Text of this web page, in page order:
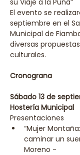
su Viaje a la Puna”
El evento se
septiembre en el
Municipal de
diversas
culturales.
Cronograna
Sábado 13 de
Hostería Municipal
Presentaciones
“Mujer
caminar un
Moreno -